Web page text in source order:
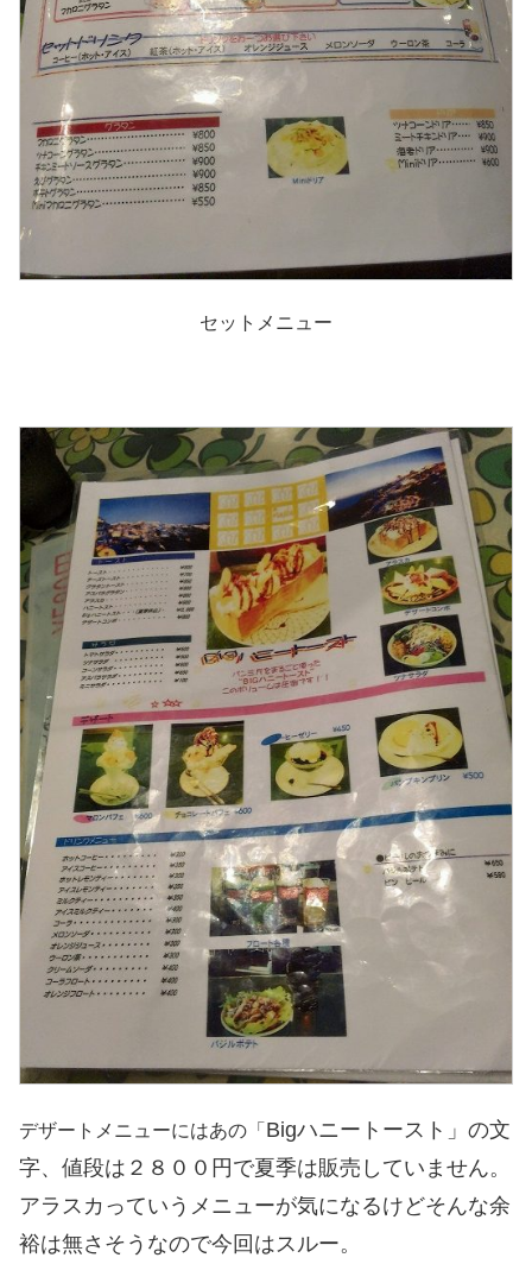
セットメニュー
デザートメニューにはあの「 Bigハニートースト」の文
字、値段は２８００円で夏季は販売していません。
アラスカっていうメニューが気になるけどそんな余
裕は無さそうなので今回はスルー。